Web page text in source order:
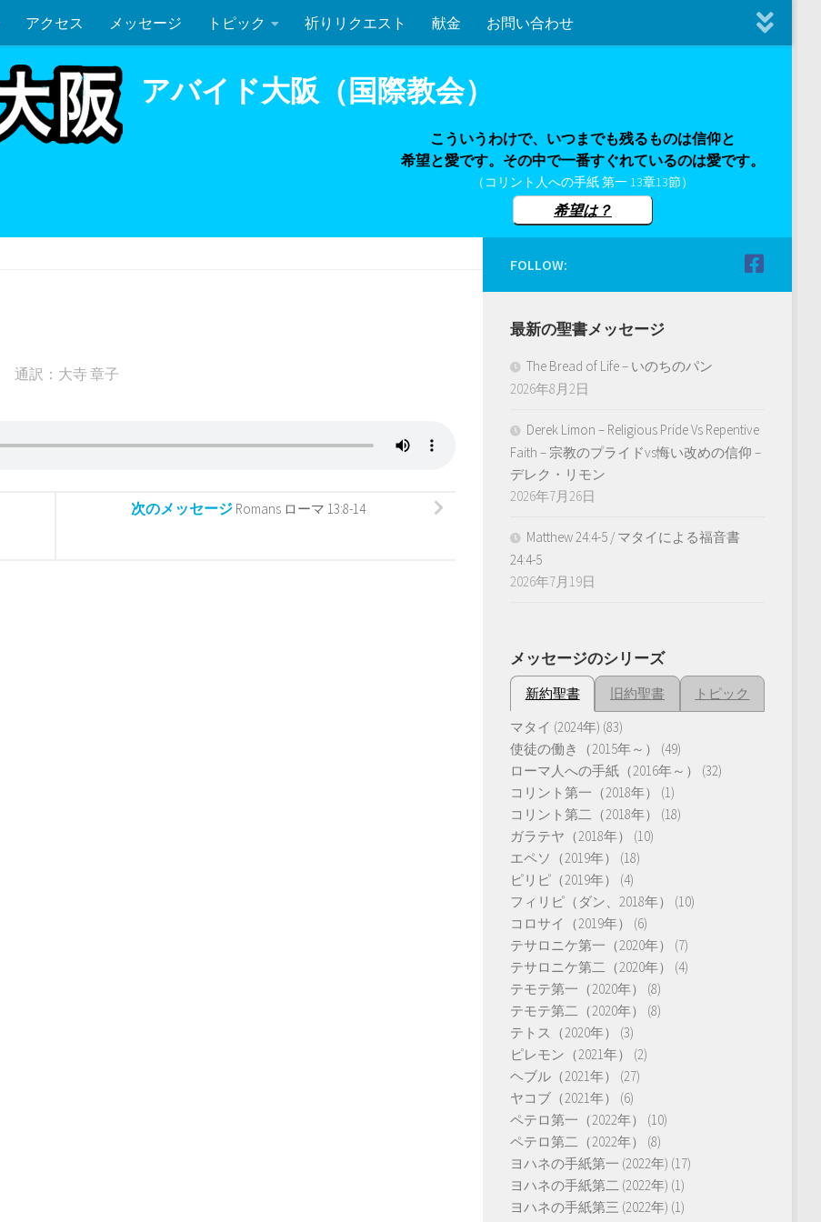
アクセス メッセージ トピック 祈りリクエスト 献金 お問い合わせ
ルカ 7:36-50
アバイド大阪（国際教会）
こういうわけで、いつまでも残るものは信仰と
希望と愛です。その中で一番すぐれているのは愛です。
（コリント人への手紙 第一 13章13節）
希望は？
通訳：大寺 章子
次のメッセージ Romans ローマ 13:8-14
FOLLOW:
最新の聖書メッセージ
The Bread of Life – いのちのパン
2026年8月2日
Derek Limon – Religious Pride Vs Repentive
Faith – 宗教のプライドvs悔い改めの信仰 –
デレク・リモン
2026年7月26日
Matthew 24:4-5 / マタイによる福音書
24:4-5
2026年7月19日
メッセージのシリーズ
新約聖書 旧約聖書
トピック
マタイ (2024年) (83)
使徒の働き（2015年～）
(49)
ローマ人への手紙（2016年～）
(32)
コリント第一（2018年）
(1)
コリント第二（2018年）
(18)
ガラテヤ（2018年）
(10)
エペソ（2019年）
(18)
ピリピ（2019年）
(4)
フィリピ（ダン、2018年）
(10)
コロサイ（2019年）
(6)
テサロニケ第一（2020年）
(7)
テサロニケ第二（2020年）
(4)
テモテ第一（2020年）
(8)
テモテ第二（2020年）
(8)
テトス（2020年）
(3)
ピレモン（2021年）
(2)
ヘブル（2021年）
(27)
ヤコブ（2021年）
(6)
ペテロ第一（2022年）
(10)
ペテロ第二（2022年）
(8)
ヨハネの手紙第一 (2022年) (17)
ヨハネの手紙第二 (2022年) (1)
ヨハネの手紙第三 (2022年) (1)